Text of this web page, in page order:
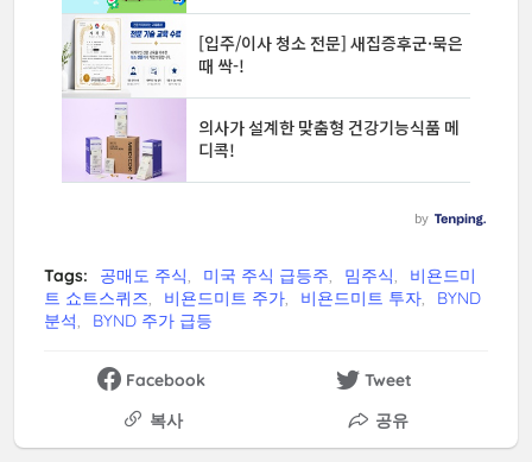
Tags: 공매도 주식 미국 주식 급등주 밈주식
비욘드미
트 쇼트스퀴즈
비욘드미트 주가 비욘드미트 투자
BYND
분석
BYND 주가 급등
Facebook
Tweet
복사
공유